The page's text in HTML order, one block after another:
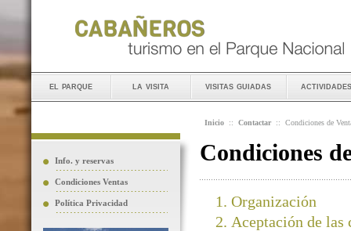
el parque la visita visitas guiadas actividades
Info. y reservas
Condiciones Ventas
Política Privacidad
Inicio :: Contactar :: Condiciones de
Condiciones
Organización
Aceptación de las